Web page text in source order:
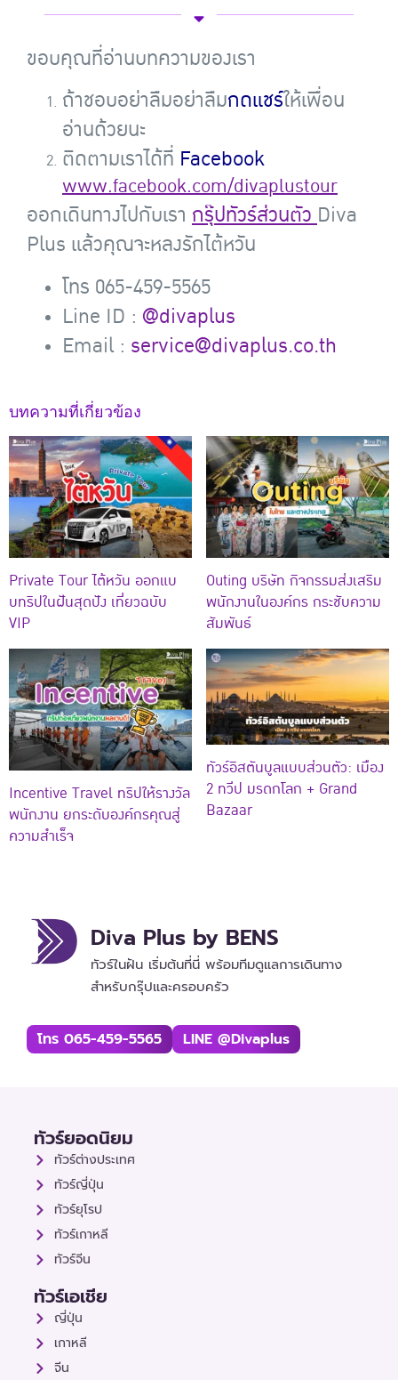
ขอบคุณที่อ่านบทความของเรา
ถ้าชอบอย่าลืมอย่าลืมกดแชร์ให้เพื่อน
อ่านด้วยนะ
ติดตามเราได้ที่ Facebook
www.facebook.com/divaplustour
ออกเดินทางไปกับเรา กรุ๊ปทัวร์ส่วนตัวDiva
Plus แล้วคุณจะหลงรักไต้หวัน
โทร 065-459-5565
Line ID : @divaplus
Email : service@divaplus.co.th
บทความที่เกี่ยวข้อง
Private Tour ไต้หวัน ออกแบ
บทริปในฝันสุดปัง เที่ยวฉบับ
VIP
Outing บริษัท กิจกรรมส่งเสริม
พนักงานในองค์กร กระชับความ
สัมพันธ์
Incentive Travel ทริปให้รางวัล
พนักงาน ยกระดับองค์กรคุณสู่
ความสำเร็จ
ทัวร์อิสตันบูลแบบส่วนตัว: เมือง
2 ทวีป มรดกโลก + Grand
Bazaar
Diva Plus by BENS
ทัวร์ในฝัน เริ่มต้นที่นี่ พร้อมทีมดูแลการเดินทาง
สำหรับกรุ๊ปและครอบครัว
โทร 065-459-5565 LINE @divaplus
ทัวร์ยอดนิยม
ทัวร์ต่างประเทศ
ทัวร์ญี่ปุ่น
ทัวร์ยุโรป
ทัวร์เกาหลี
ทัวร์จีน
ทัวร์เอเชีย
ญี่ปุ่น
เกาหลี
จีน